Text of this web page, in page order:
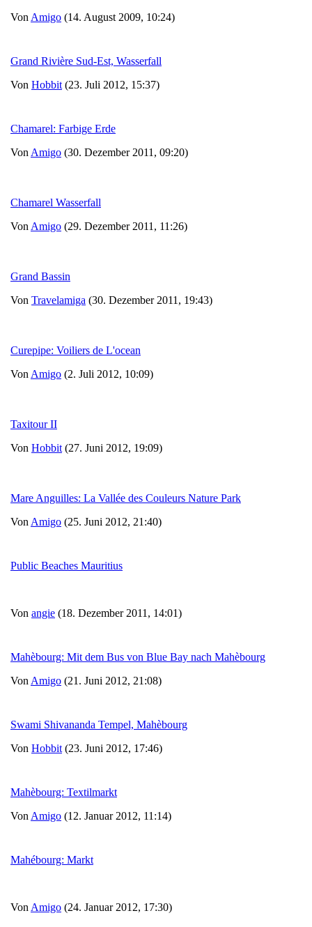
Von Amigo (14. August 2009, 10:24)
Grand Rivière Sud-Est, Wasserfall
Von Hobbit (23. Juli 2012, 15:37)
Chamarel: Farbige Erde
Von Amigo (30. Dezember 2011, 09:20)
Chamarel Wasserfall
Von Amigo (29. Dezember 2011, 11:26)
Grand Bassin
Von Travelamiga (30. Dezember 2011, 19:43)
Curepipe: Voiliers de L'ocean
Von Amigo (2. Juli 2012, 10:09)
Taxitour II
Von Hobbit (27. Juni 2012, 19:09)
Mare Anguilles: La Vallée des Couleurs Nature Park
Von Amigo (25. Juni 2012, 21:40)
Public Beaches Mauritius
Von angie (18. Dezember 2011, 14:01)
Mahèbourg: Mit dem Bus von Blue Bay nach Mahèbourg
Von Amigo (21. Juni 2012, 21:08)
Swami Shivananda Tempel, Mahèbourg
Von Hobbit (23. Juni 2012, 17:46)
Mahèbourg: Textilmarkt
Von Amigo (12. Januar 2012, 11:14)
Mahébourg: Markt
Von Amigo (24. Januar 2012, 17:30)